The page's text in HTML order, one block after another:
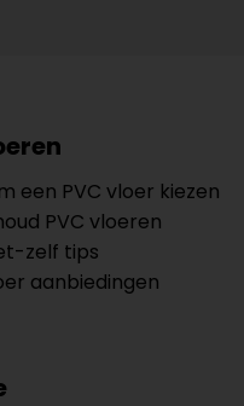
een PVC vloer kiezen
PVC vloeren
zelf tips
aanbiedingen